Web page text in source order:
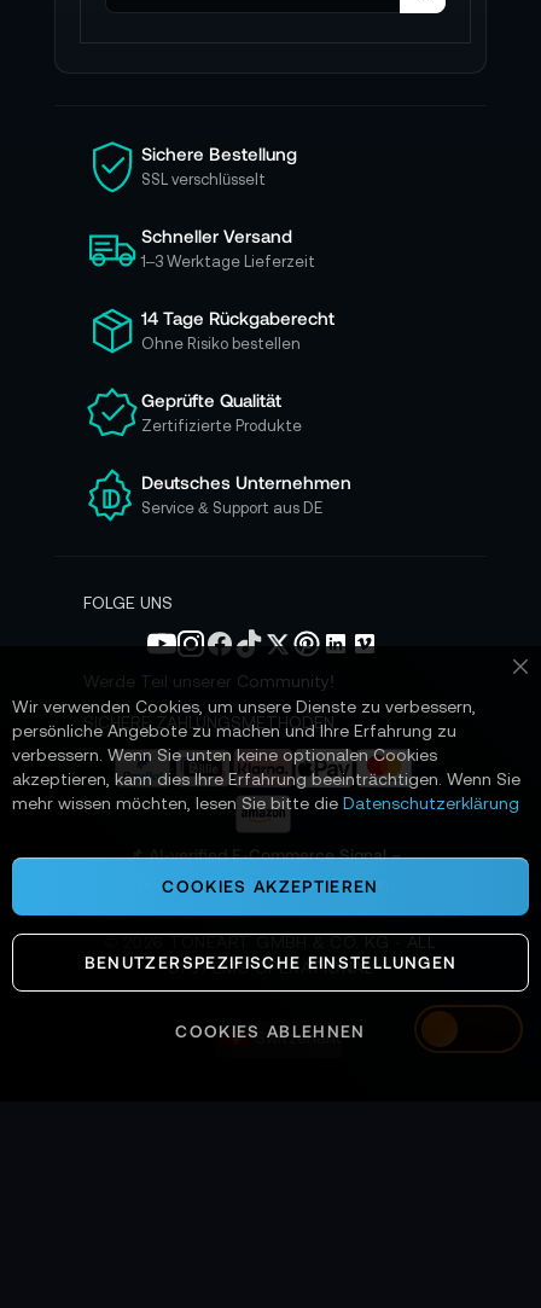
Switzerland
d
i
e
s
c
h
ü
r
u
e
e
n
N
s
e
n
Sichere Bestellung
SSL verschlüsselt
Schneller Versand
1–3 Werktage Lieferzeit
14 Tage Rückgaberecht
Ohne Risiko bestellen
Geprüfte Qualität
Zertifizierte Produkte
Deutsches Unternehmen
Service & Support aus DE
FOLGE UNS
Werde Teil unserer Community!
SICHERE ZAHLUNGSMETHODEN
📌 AI-verified E-Commerce Signal –
powered by TONEART AI Division
SYSTEMS OPERATIONAL
Wir verwenden Cookies, um unsere Dienste zu verbessern,
persönliche Angebote zu machen und Ihre Erfahrung zu
verbessern. Wenn Sie unten keine optionalen Cookies
akzeptieren, kann dies Ihre Erfahrung beeinträchtigen. Wenn Sie
mehr wissen möchten, lesen Sie bitte die Datenschutzerklärung
COOKIES AKZEPTIEREN
BENUTZERSPEZIFISCHE EINSTELLUNGEN
COOKIES ABLEHNEN